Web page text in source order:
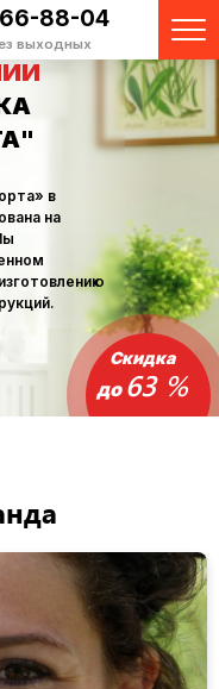
88-04
выходных
в
на
Скидка
до 63 %